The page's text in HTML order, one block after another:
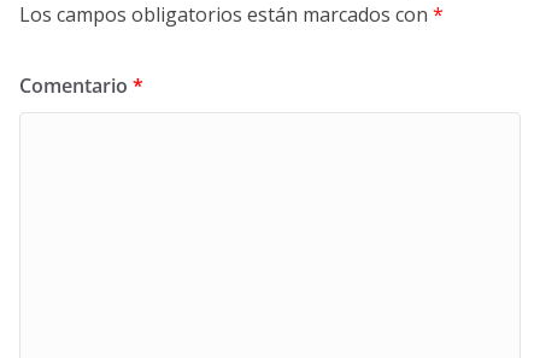
Los campos obligatorios están marcados con *
Comentario *